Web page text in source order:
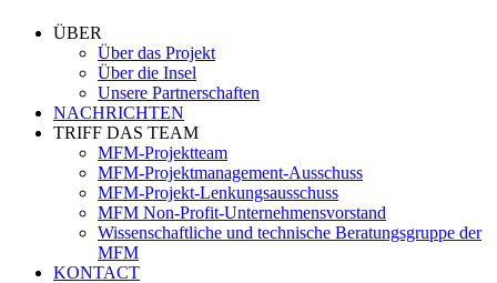
ÜBER
Über das Projekt
Über die Insel
Unsere Partnerschaften
NACHRICHTEN
TRIFF DAS TEAM
MFM-Projektteam
MFM-Projektmanagement-Ausschuss
MFM-Projekt-Lenkungsausschuss
MFM Non-Profit-Unternehmensvorstand
Wissenschaftliche und technische Beratungsgruppe der
MFM
KONTACT